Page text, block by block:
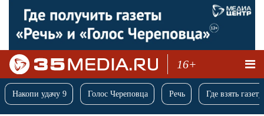
16+
Накопи удачу 9 Голос Череповца Речь Где взять